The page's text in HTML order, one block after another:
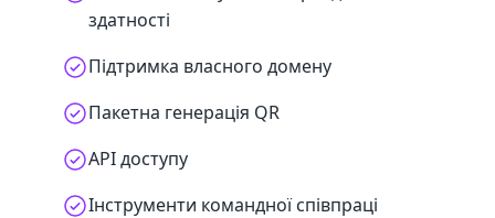
здатності
Підтримка власного домену
Пакетна генерація QR
API доступу
Інструменти командної співпраці